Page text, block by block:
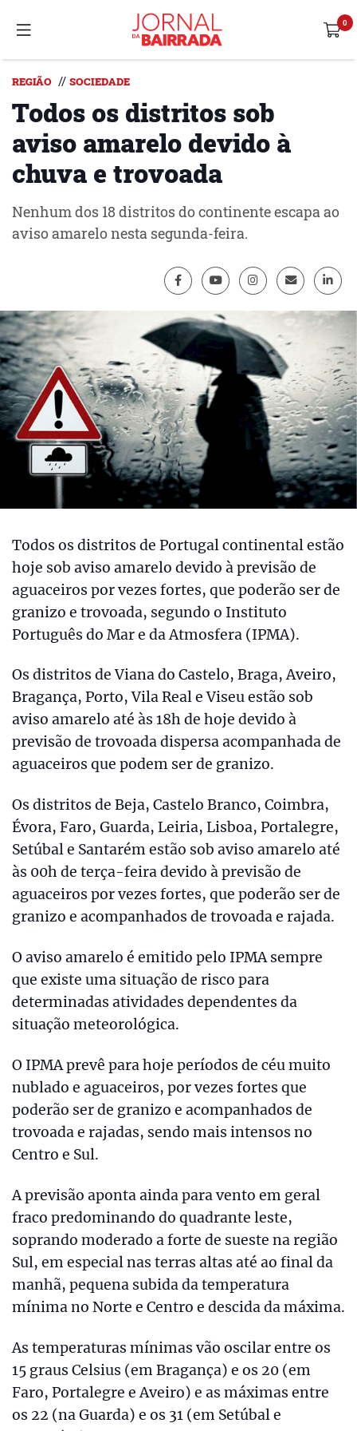
REGIÃO // SOCIEDADE
Todos os distritos sob
aviso amarelo devido à
chuva e trovoada
Nenhum dos 18 distritos do continente escapa ao
aviso amarelo nesta segunda-feira.
Todos os distritos de Portugal continental estão
hoje sob aviso amarelo devido à previsão de
aguaceiros por vezes fortes, que poderão ser de
granizo e trovoada, segundo o Instituto
Português do Mar e da Atmosfera (IPMA).
Os distritos de Viana do Castelo, Braga, Aveiro,
Bragança, Porto, Vila Real e Viseu estão sob
aviso amarelo até às 18h de hoje devido à
previsão de trovoada dispersa acompanhada de
aguaceiros que podem ser de granizo.
Os distritos de Beja, Castelo Branco, Coimbra,
Évora, Faro, Guarda, Leiria, Lisboa, Portalegre,
Setúbal e Santarém estão sob aviso amarelo até
às 00h de terça-feira devido à previsão de
aguaceiros por vezes fortes, que poderão ser de
granizo e acompanhados de trovoada e rajada.
O aviso amarelo é emitido pelo IPMA sempre
que existe uma situação de risco para
determinadas atividades dependentes da
situação meteorológica.
O IPMA prevê para hoje períodos de céu muito
nublado e aguaceiros, por vezes fortes que
poderão ser de granizo e acompanhados de
trovoada e rajadas, sendo mais intensos no
Centro e Sul.
A previsão aponta ainda para vento em geral
fraco predominando do quadrante leste,
soprando moderado a forte de sueste na região
Sul, em especial nas terras altas até ao final da
manhã, pequena subida da temperatura
mínima no Norte e Centro e descida da máxima.
As temperaturas mínimas vão oscilar entre os
15 graus Celsius (em Bragança) e os 20 (em
Faro, Portalegre e Aveiro) e as máximas entre
os 22 (na Guarda) e os 31 (em Setúbal e